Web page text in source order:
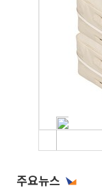
주요뉴스